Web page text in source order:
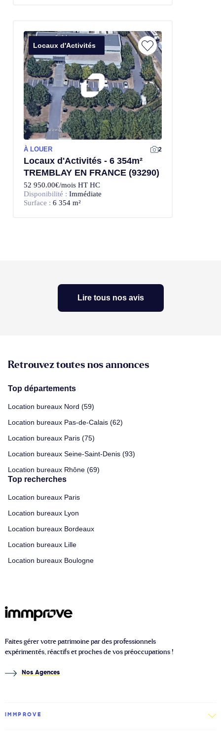
Locaux d'Activités
À LOUER 2
Locaux d'Activités - 6 354m²
TREMBLAY EN FRANCE (93290)
52 950.00€/mois HT HC
Disponibilité : Immédiate
Surface : 6 354 m²
Lire tous nos avis
Retrouvez toutes nos annonces
Top départements
Location bureaux Nord (59)
Location bureaux Pas-de-Calais (62)
Location bureaux Paris (75)
Location bureaux Seine-Saint-Denis (93)
Location bureaux Rhône (69)
Top recherches
Location bureaux Paris
Location bureaux Lyon
Location bureaux Bordeaux
Location bureaux Lille
Location bureaux Boulogne
Faites gérer votre patrimoine par des professionnels
expérimentés, réactifs et proches de vos préoccupations !
Nos Agences
IMMPROVE